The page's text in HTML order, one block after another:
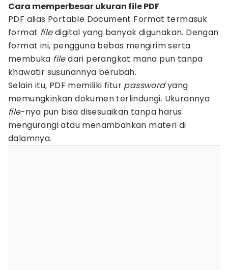
Cara memperbesar ukuran file PDF
PDF alias Portable Document Format termasuk
format filedigital yang banyak digunakan. Dengan
format ini, pengguna bebas mengirim serta
membuka filedari perangkat mana pun tanpa
khawatir susunannya berubah.
Selain itu, PDF memiliki fitur passwordyang
memungkinkan dokumen terlindungi. Ukurannya
file-nya pun bisa disesuaikan tanpa harus
mengurangi atau menambahkan materi di
dalamnya.